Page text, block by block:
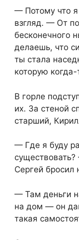
— Потому что
взгляд. — От
бесконечного
делаешь, что
ты стала
которую
В горле
их. За стеной
старший,
— Где я буду
Сергей бросил
— Там деньги
на дом — он
такая